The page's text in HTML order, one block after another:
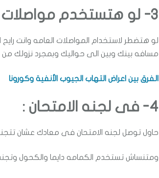
3- لو هتستخدم مواصلات عامة :
لو هتضطر لاستخدام المواصلات العامه وانت
مسافه بينك وبين الى حواليك وبمجرد نزولك
الفرق بين اعراض التهاب الجيوب الأنفية وكورونا
4- فى لجنه الامتحان :
حاول توصل لجنه الامتحان فى معادك عشان
ومتنساش تستخدم الكمامه دايما والكحول